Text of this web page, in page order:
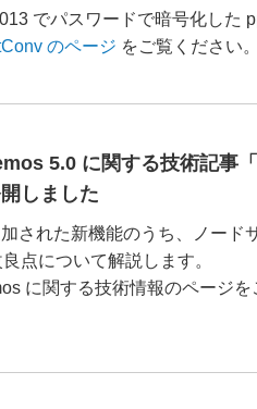
でパスワードで暗号化した
のページ をご覧ください。
5.0 に関する技術記事
しました
された新機能のうち、ノー
点について解説します。
に関する技術情報のページを